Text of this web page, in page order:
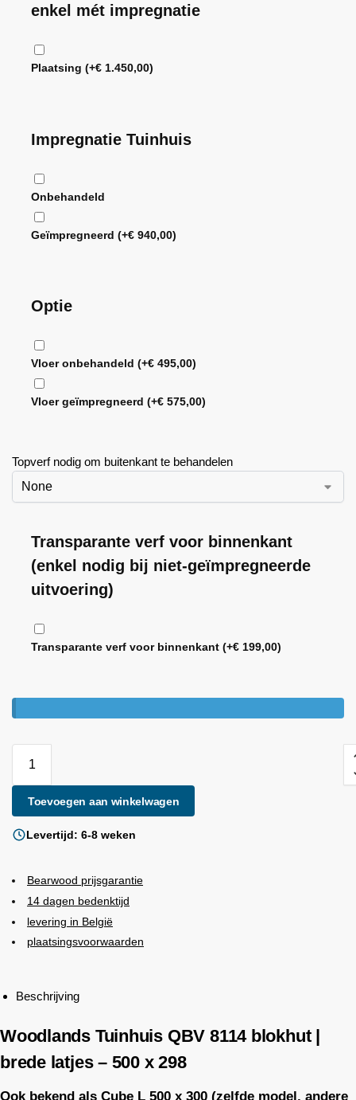
enkel mét impregnatie
Plaatsing(+€ 1.450,00)
Impregnatie Tuinhuis
Onbehandeld
Geïmpregneerd(+€ 940,00)
Optie
Vloer onbehandeld(+€ 495,00)
Vloer geïmpregneerd(+€ 575,00)
Topverf nodig om buitenkant te behandelen
Transparante verf voor binnenkant
(enkel nodig bij niet-geïmpregneerde
uitvoering)
Transparante verf voor binnenkant(+€ 199,00)
Toevoegen aan winkelwagen
Levertijd: 6-8 weken
Bearwood prijsgarantie
14 dagen bedenktijd
levering in België
plaatsingsvoorwaarden
Beschrijving
Woodlands Tuinhuis QBV 8114 blokhut |
brede latjes – 500 x 298
Ook bekend als Cube L 500 x 300 (zelfde model, andere